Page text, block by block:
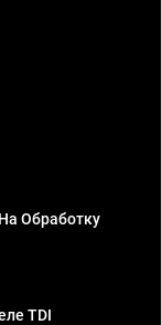
Обработку
TDI